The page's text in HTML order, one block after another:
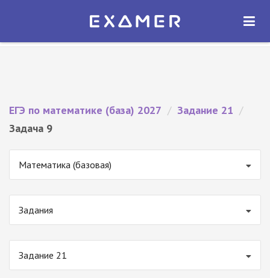
Экзамер — ЕГЭ 2027
ОТКРЫТЬ
ЕГЭ по математике (база) 2027 / Задание 21 /
Задача 9
Математика (базовая)
Задания
Задание 21